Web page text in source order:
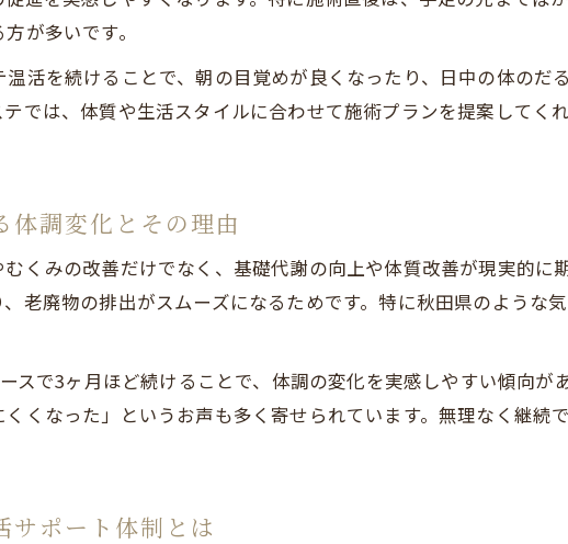
エステ初心者が安心できる温活継続のポイント紹介
痩身効果を実感するためのラジオスティム活用法
エステで痩身効果を高めるラジオスティムの使い方
ラジオスティム施術で代謝アップと脂肪燃焼サポート
エステ痩身を成功に導くラジオスティム温活の流れ
秋田県ライフに溶け込む現実的な温活とエステ選び
ライフスタイルに合う現実的なエステ温活の選択法
秋田県民が評価するエステ温活の効果と実感
が多いです。
活を続けることで、朝の目覚めが良くなったり、日中の体のだ
では、体質や生活スタイルに合わせて施術プランを提案してく
体調変化とその理由
くみの改善だけでなく、基礎代謝の向上や体質改善が現実的に
老廃物の排出がスムーズになるためです。特に秋田県のような
スで3ヶ月ほど続けることで、体調の変化を実感しやすい傾向
くなった」というお声も多く寄せられています。無理なく継続
サポート体制とは
お問い合わせはこちら